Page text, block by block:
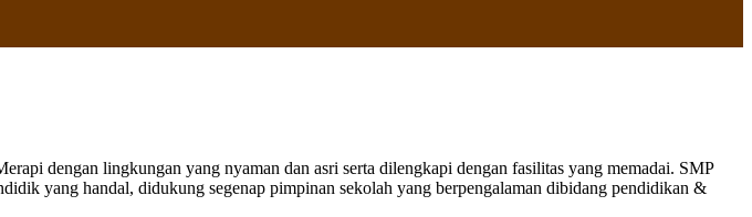
dengan lingkungan yang nyaman dan asri serta dilengkapi dengan fasilitas yang memadai. SMP
yang handal, didukung segenap pimpinan sekolah yang berpengalaman dibidang pendidikan &